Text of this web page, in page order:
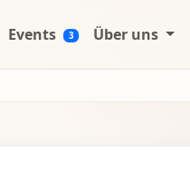
Events 3 Über uns